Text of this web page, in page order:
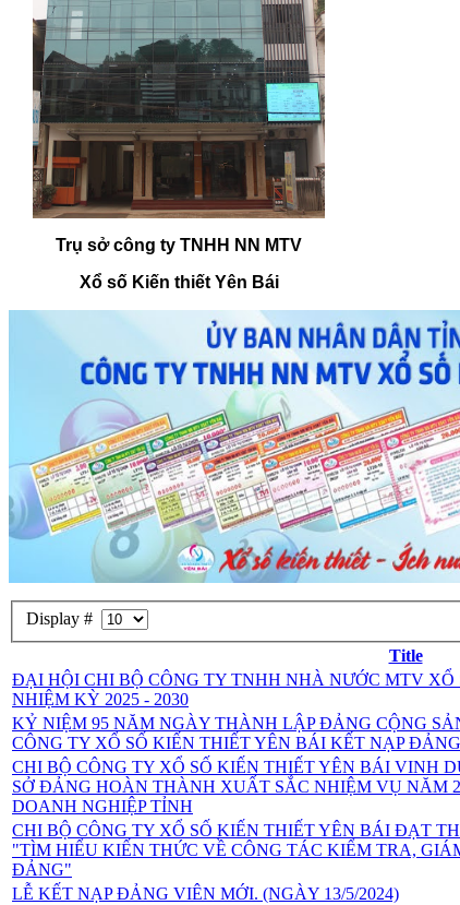
Trụ sở công ty TNHH NN MTV
Xổ số Kiến thiết Yên Bái
Display #
Title
ĐẠI HỘI CHI BỘ CÔNG TY TNHH NHÀ NƯỚC MTV
NHIỆM KỲ 2025 - 2030
KỶ NIỆM 95 NĂM NGÀY THÀNH LẬP ĐẢNG CỘNG
CÔNG TY XỔ SỐ KIẾN THIẾT YÊN BÁI KẾT NẠP
CHI BỘ CÔNG TY XỔ SỐ KIẾN THIẾT YÊN BÁI VINH
SỞ ĐẢNG HOÀN THÀNH XUẤT SẮC NHIỆM VỤ NĂM
DOANH NGHIỆP TỈNH
CHI BỘ CÔNG TY XỔ SỐ KIẾN THIẾT YÊN BÁI ĐẠT
"TÌM HIỂU KIẾN THỨC VỀ CÔNG TÁC KIỂM TRA,
ĐẢNG"
LỄ KẾT NẠP ĐẢNG VIÊN MỚI. (NGÀY 13/5/2024)